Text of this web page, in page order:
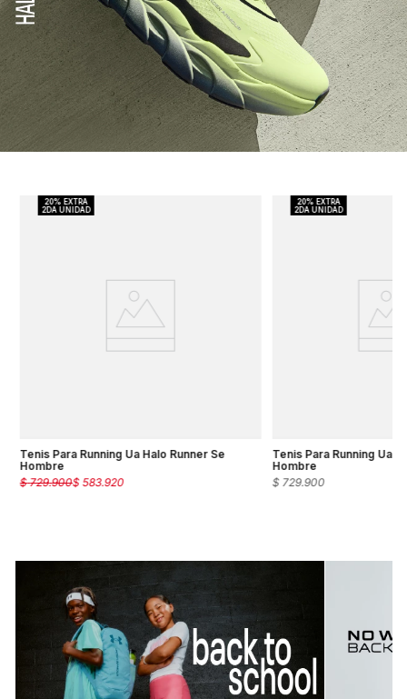
Tenis Para Running Ua Halo Runner Se
Hombre
$ 583.920
$ 729.900
Tenis Para Running Ua
Hombre
$ 729.900